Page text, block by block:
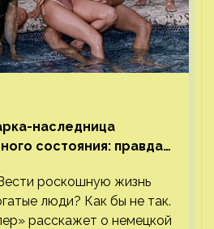
наследница
состояния: правда
роскошную жизнь
люди? Как бы не так.
расскажет о немецкой